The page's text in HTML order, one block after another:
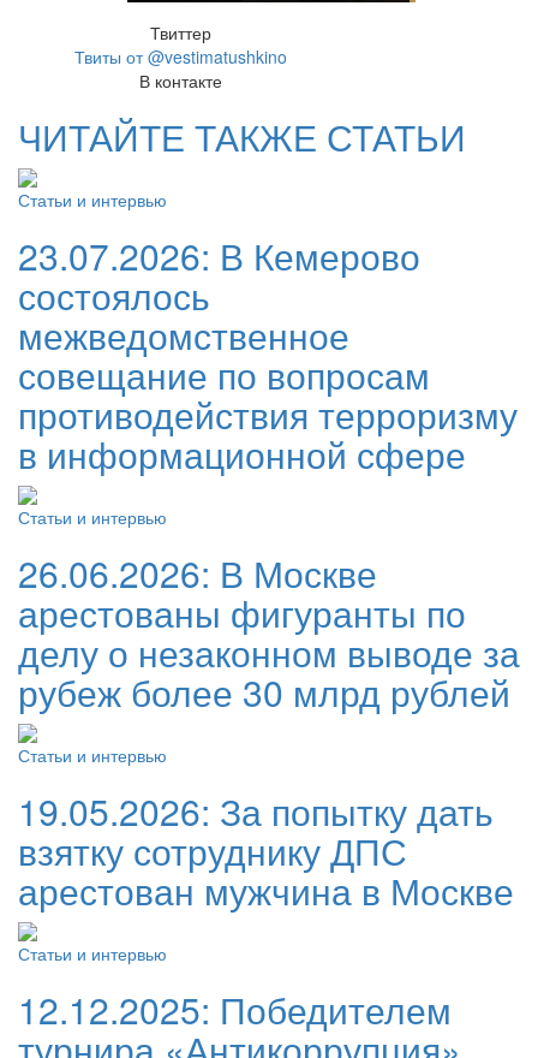
Твиттер
Твиты от @vestimatushkino
В контакте
ЧИТАЙТЕ ТАКЖЕ СТАТЬИ
Статьи и интервью
23.07.2026: В Кемерово
состоялось
межведомственное
совещание по вопросам
противодействия терроризму
в информационной сфере
Статьи и интервью
26.06.2026: В Москве
арестованы фигуранты по
делу о незаконном выводе за
рубеж более 30 млрд рублей
Статьи и интервью
19.05.2026: За попытку дать
взятку сотруднику ДПС
арестован мужчина в Москве
Статьи и интервью
12.12.2025: Победителем